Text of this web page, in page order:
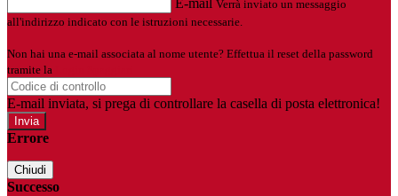
E-mail Verrà inviato un messaggio
all'indirizzo indicato con le istruzioni necessarie.
Non hai una e-mail associata al nome utente? Effettua il reset della password
tramite la
E-mail inviata, si prega di controllare la casella di posta elettronica!
Errore
Chiudi
Successo